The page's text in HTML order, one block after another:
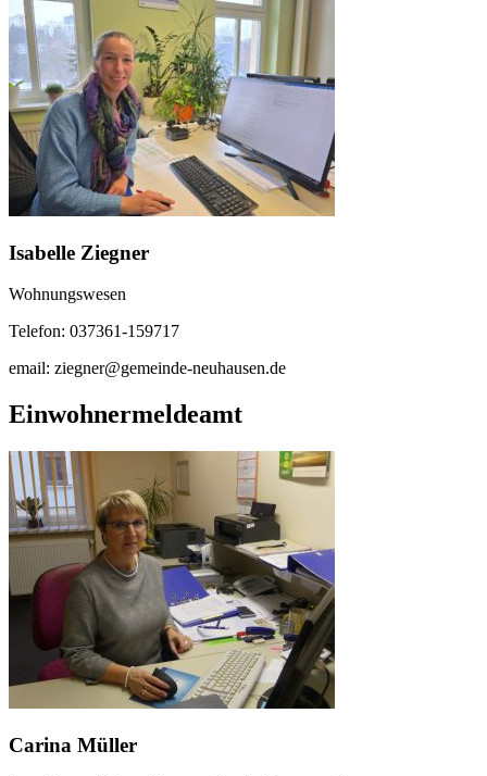
Isabelle Ziegner
Wohnungswesen
Telefon: 037361-159717
email: ziegner@gemeinde-neuhausen.de
Einwohnermeldeamt
Carina Müller